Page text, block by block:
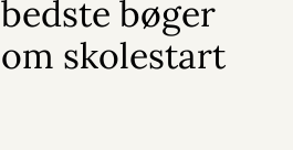
bedste bøger
om skolestart